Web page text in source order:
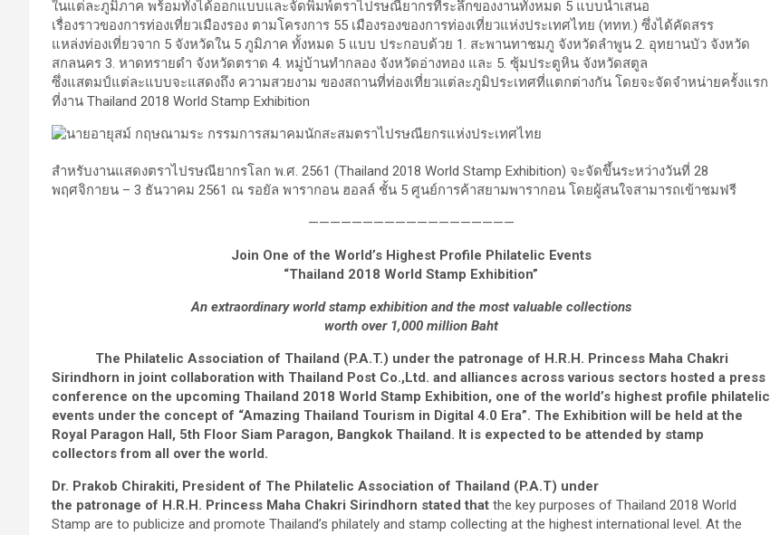
ในแต่ละภูมิภาค พร้อมทั้งได้ออกแบบและจัดพิมพ์ตราไปรษณียากรที่ระลึกของงานทั้งหมด 5 แบบนำเสนอ
เรื่องราวของการท่องเที่ยวเมืองรอง ตามโครงการ 55 เมืองรองของการท่องเที่ยวแห่งประเทศไทย (ททท.) ซึ่งได้คัดสรร
แหล่งท่องเที่ยวจาก 5 จังหวัดใน 5 ภูมิภาค ทั้งหมด 5 แบบ ประกอบด้วย 1. สะพานทาชมภู จังหวัดลำพูน 2. อุทยานบัว จังหวัด
สกลนคร 3. หาดทรายดำ จังหวัดตราด 4. หมู่บ้านทำกลอง จังหวัดอ่างทอง และ 5. ซุ้มประตูหิน จังหวัดสตูล
ซึ่งแสตมป์แต่ละแบบจะแสดงถึง ความสวยงาม ของสถานที่ท่องเที่ยวแต่ละภูมิประเทศที่แตกต่างกัน โดยจะจัดจำหน่ายครั้งแรก
ที่งาน Thailand 2018 World Stamp Exhibition
สำหรับงานแสดงตราไปรษณียากรโลก พ.ศ. 2561 (Thailand 2018 World Stamp Exhibition) จะจัดขึ้นระหว่างวันที่ 28
พฤศจิกายน – 3 ธันวาคม 2561 ณ รอยัล พารากอน ฮอลล์ ชั้น 5 ศูนย์การค้าสยามพารากอน โดยผู้สนใจสามารถเข้าชมฟรี
———————————————————
Join One of the World’s Highest Profile Philatelic Events
“Thailand 2018 World Stamp Exhibition”
An extraordinary world stamp exhibition and the most valuable collections
worth over 1,000 million Baht
The Philatelic Association of Thailand (P.A.T.) under the patronage of H.R.H. Princess Maha Chakri
Sirindhorn in joint collaboration with Thailand Post Co.,Ltd. and alliances across various sectors hosted a press
conference on the upcoming Thailand 2018 World Stamp Exhibition, one of the world’s highest profile philatelic
events under the concept of “Amazing Thailand Tourism in Digital 4.0 Era”. The Exhibition will be held at the
Royal Paragon Hall, 5th Floor Siam Paragon, Bangkok Thailand. It is expected to be attended by stamp
collectors from all over the world.
Dr. Prakob Chirakiti, President of The Philatelic Association of Thailand (P.A.T) under
the patronage of H.R.H. Princess Maha Chakri Sirindhorn stated that the key purposes of Thailand 2018 World
Stamp are to publicize and promote Thailand’s philately and stamp collecting at the highest international level. At the